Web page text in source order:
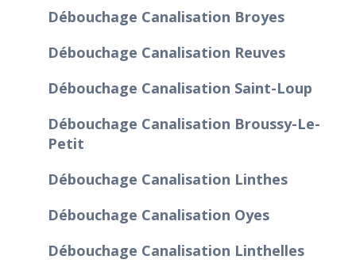
Débouchage Canalisation Broyes
Débouchage Canalisation Reuves
Débouchage Canalisation Saint-Loup
Débouchage Canalisation Broussy-Le-
Petit
Débouchage Canalisation Linthes
Débouchage Canalisation Oyes
Débouchage Canalisation Linthelles